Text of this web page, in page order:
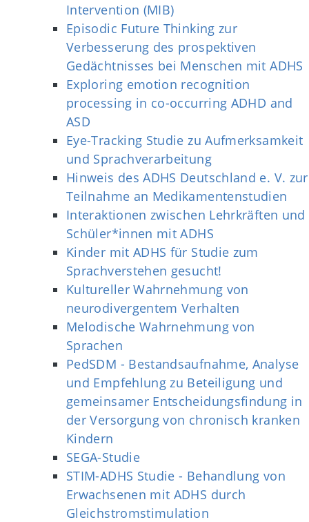
Intervention (MIB)
Episodic Future Thinking zur
Verbesserung des prospektiven
Gedächtnisses bei Menschen mit ADHS
Exploring emotion recognition
processing in co-occurring ADHD and
ASD
Eye-Tracking Studie zu Aufmerksamkeit
und Sprachverarbeitung
Hinweis des ADHS Deutschland e. V. zur
Teilnahme an Medikamentenstudien
Interaktionen zwischen Lehrkräften und
Schüler*innen mit ADHS
Kinder mit ADHS für Studie zum
Sprachverstehen gesucht!
Kultureller Wahrnehmung von
neurodivergentem Verhalten
Melodische Wahrnehmung von
Sprachen
PedSDM - Bestandsaufnahme, Analyse
und Empfehlung zu Beteiligung und
gemeinsamer Entscheidungsfindung in
der Versorgung von chronisch kranken
Kindern
SEGA-Studie
STIM-ADHS Studie - Behandlung von
Erwachsenen mit ADHS durch
Gleichstromstimulation